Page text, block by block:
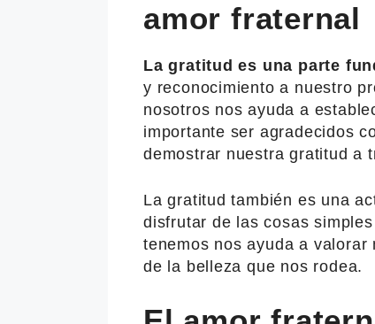
amor fraternal
La gratitud es una parte
y reconocimiento a nuestro
nosotros nos ayuda a
importante ser agradecidos
demostrar nuestra gratitud a
La gratitud también es una
disfrutar de las cosas
tenemos nos ayuda a
de la belleza que nos rodea.